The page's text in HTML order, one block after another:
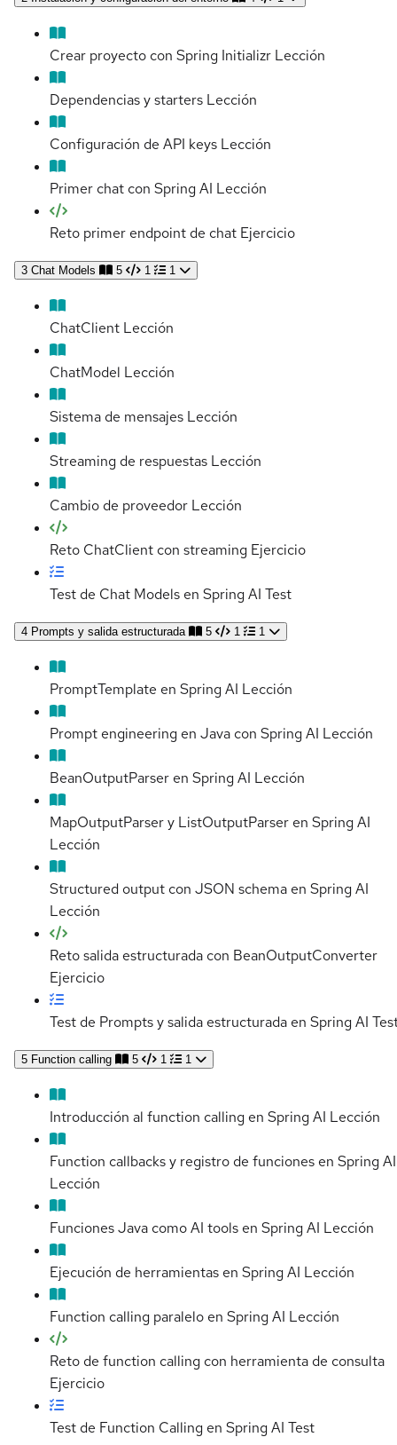
Crear proyecto con Spring Initializr Lección
Dependencias y starters Lección
Configuración de API keys Lección
Primer chat con Spring AI Lección
Reto primer endpoint de chat Ejercicio
3 Chat Models 5 1 1
ChatClient Lección
ChatModel Lección
Sistema de mensajes Lección
Streaming de respuestas Lección
Cambio de proveedor Lección
Reto ChatClient con streaming Ejercicio
Test de Chat Models en Spring AI Test
4 Prompts y salida estructurada 5 1 1
PromptTemplate en Spring AI Lección
Prompt engineering en Java con Spring AI Lección
BeanOutputParser en Spring AI Lección
MapOutputParser y ListOutputParser en Spring AI
Lección
Structured output con JSON schema en Spring AI
Lección
Reto salida estructurada con BeanOutputConverter
Ejercicio
Test de Prompts y salida estructurada en Spring AI
5 Function calling 5 1 1
Introducción al function calling en Spring AI Lección
Function callbacks y registro de funciones en Spring AI
Lección
Funciones Java como AI tools en Spring AI Lección
Ejecución de herramientas en Spring AI Lección
Function calling paralelo en Spring AI Lección
Reto de function calling con herramienta de consulta
Ejercicio
Test de Function Calling en Spring AI Test